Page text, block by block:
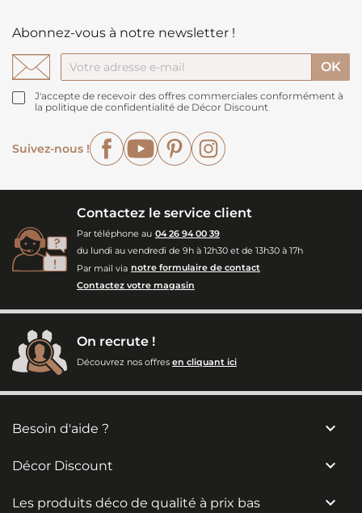
Abonnez-vous à notre newsletter !
J'accepte de recevoir des offres commerciales conformément à
la politique de confidentialité de Décor Discount
Suivez-nous !
FacebookYouTubePinterest
Contactez le service client
Par téléphone au 04 26 94 00 39
du lundi au vendredi de 9h à 12h30 et de 13h30 à 17h
Par mail via notre formulaire de contact
Contactez votre magasin
On recrute !
Découvrez nos offres en cliquant ici
Besoin d'aide ? 
Décor Discount 
Les produits déco de qualité à prix bas 